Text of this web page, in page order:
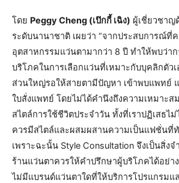
โดย Peggy Cheng (เป๊กกี้ เฉิง) ผู้เชี่ยวชาญ
ระดับนานาชาติ เผยว่า “จากประสบการณ์ที่
อุตสาหกรรมแว่นตามากว่า 8 ปี ทำให้พบว่า
บริโภคในการเลือกแว่นที่เหมาะกับบุคลิกตัว
ส่วนใหญ่รอให้สายตามีปัญหา เข้าพบแพทย์
ใบสั่งแพทย์ โดยไม่ได้คำนึงถึงความเหมาะส
สไตล์การใช้ชีวิตประจำวัน ทั้งที่เราปฏิเสธไ
ควรมีสไตล์และผสมผสานความเป็นแฟชั่นที่
เพราะฉะนั้น Style Consultation จึงเป็นสิ่ง
ร้านแว่นตาควรให้คำปรึกษาผู้บริโภคได้อย่า
ไม่มีแบรนด์แว่นตาใดที่ให้บริการโปรแกรม